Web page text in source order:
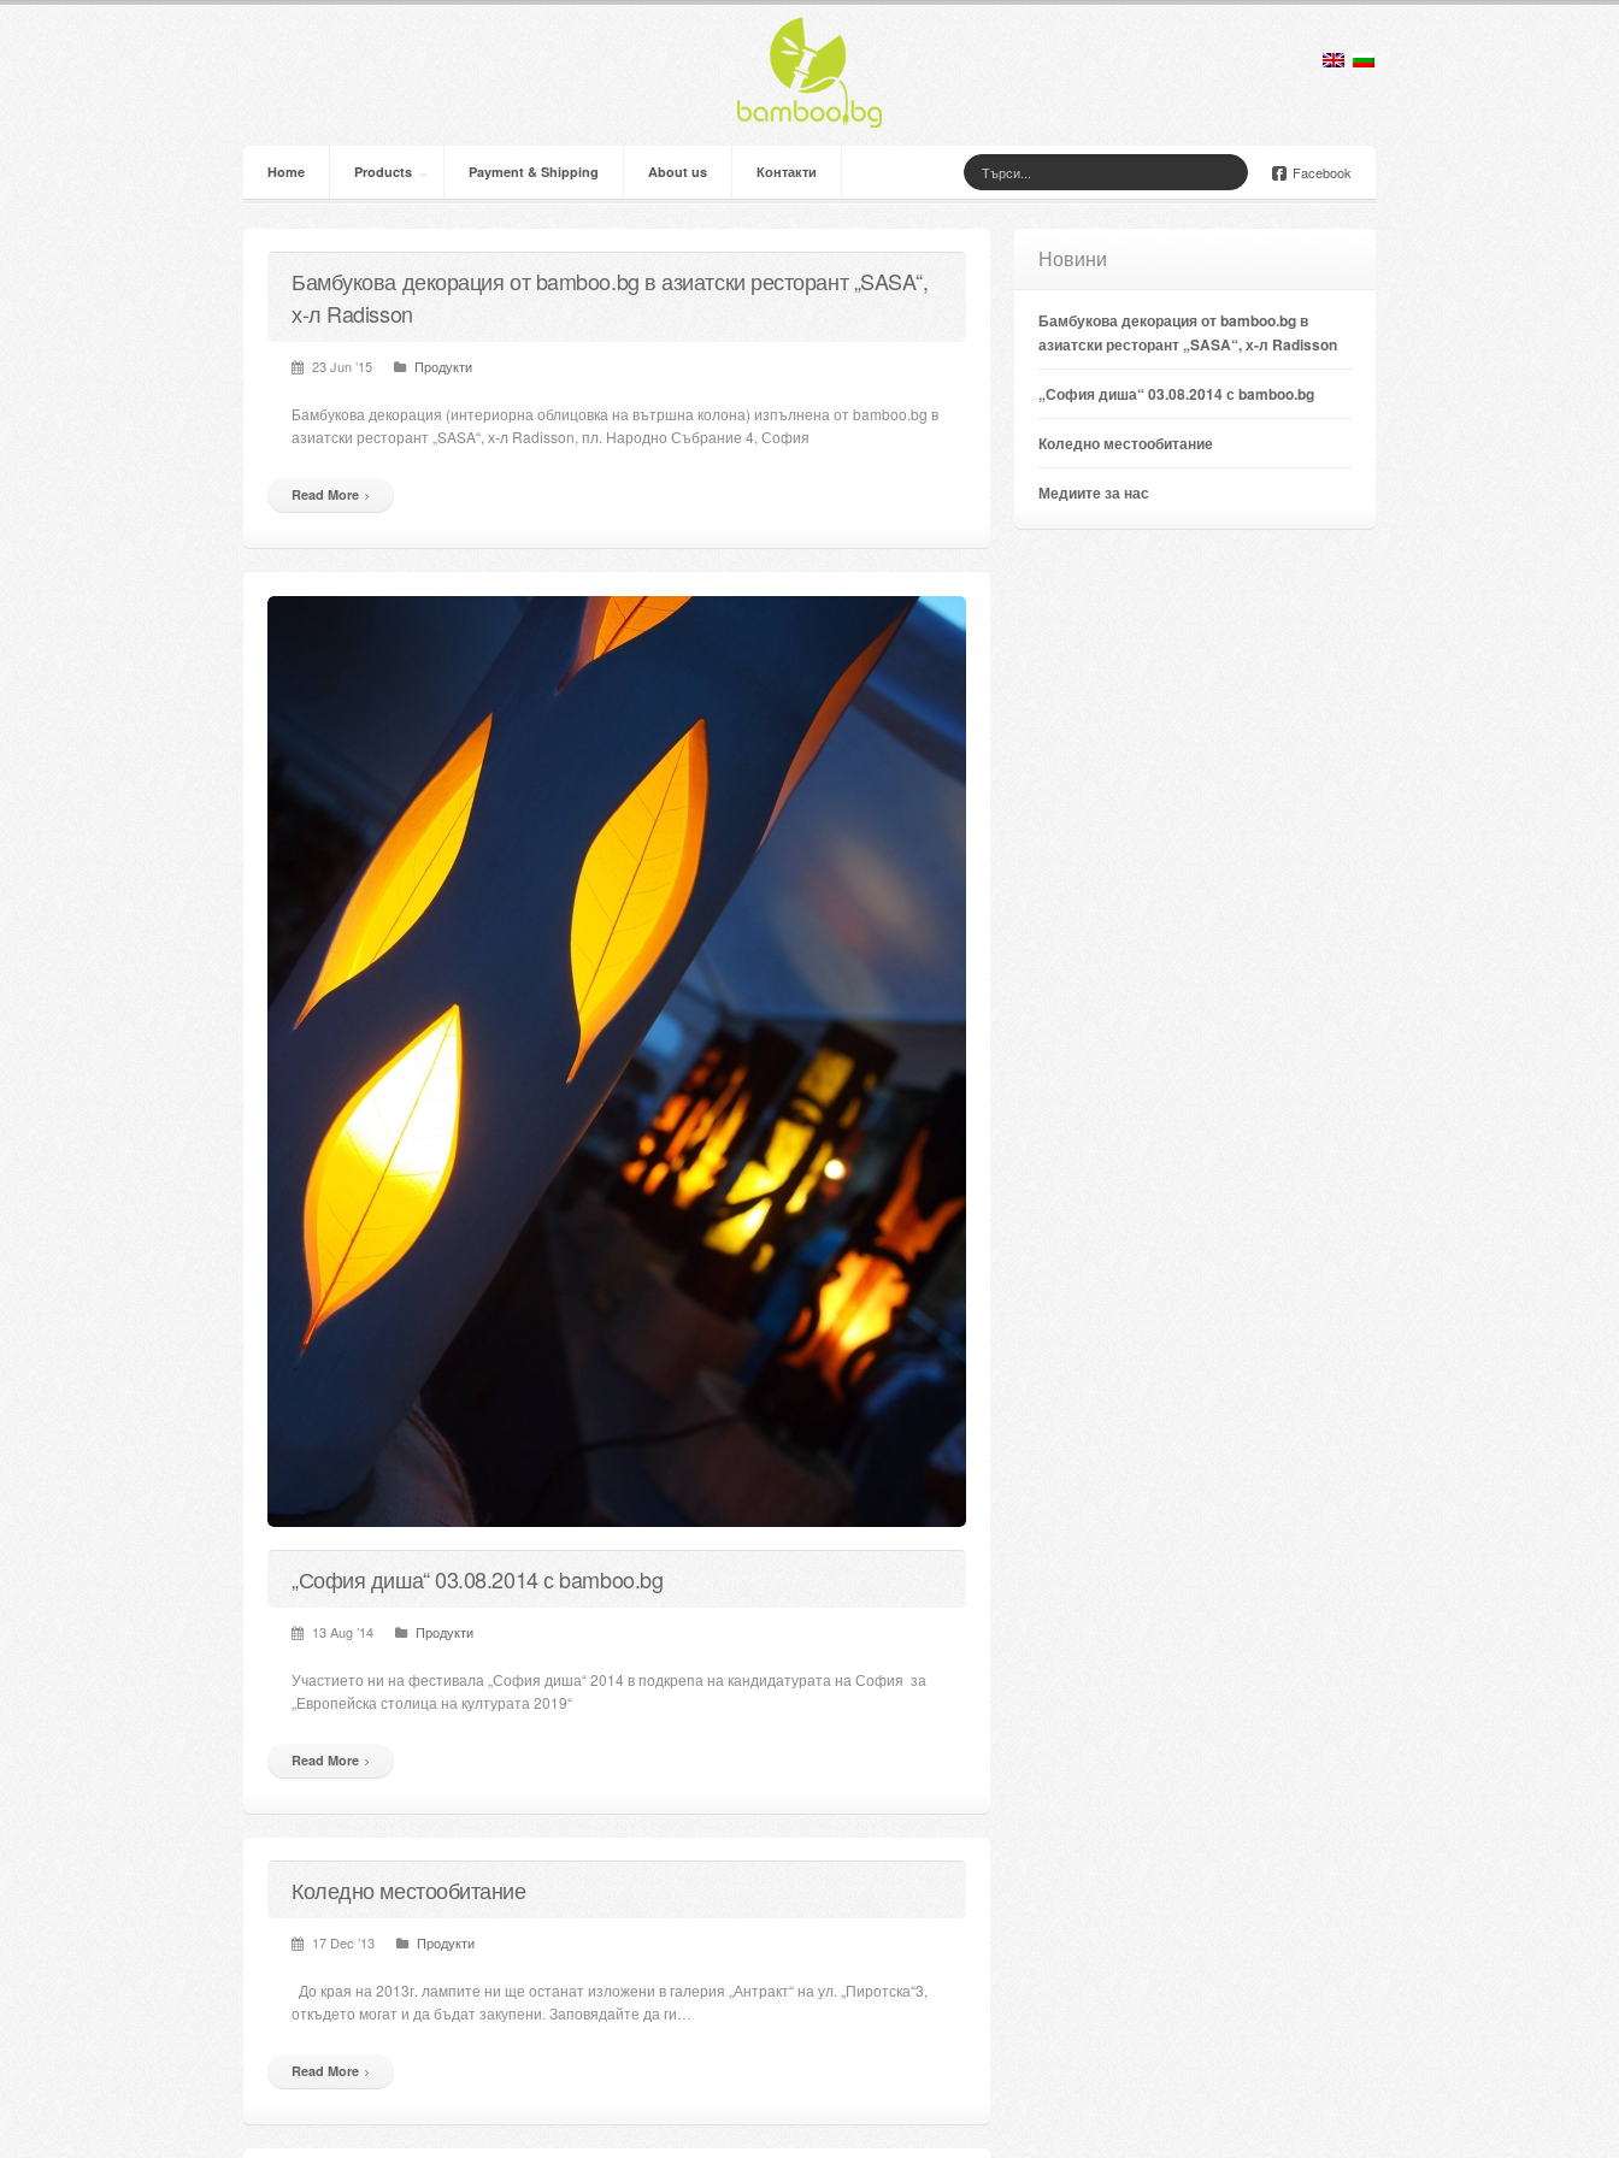
Home Products Payment & Shipping About us Контакти Facebook
Бамбукова декорация от bamboo.bg в азиатски ресторант „SASA“,
х-л Radisson
23 Jun ’15 Продукти
Бамбукова декорация (интериорна облицовка на вътршна колона) изпълнена от bamboo.bg в
азиатски ресторант „SASA“, х-л Radisson, пл. Народно Събрание 4, София
Read More
„София диша“ 03.08.2014 с bamboo.bg
13 Aug ’14 Продукти
Участието ни на фестивала „София диша“ 2014 в подкрепа на кандидатурата на София за
„Европейска столица на културата 2019“
Read More
Коледно местообитание
17 Dec ’13 Продукти
До края на 2013г. лампите ни ще останат изложени в галерия „Антракт“ на ул. „Пиротска“3,
откъдето могат и да бъдат закупени. Заповядaйте да ги…
Read More
Новини
Бамбукова декорация от bamboo.bg в
азиатски ресторант „SASA“, х-л Radisson
„София диша“ 03.08.2014 с bamboo.bg
Коледно местообитание
Медиите за нас